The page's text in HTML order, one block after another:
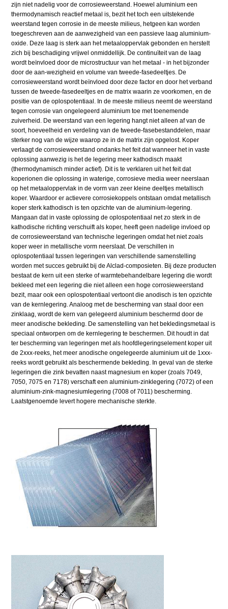
zijn niet nadelig voor de corrosieweerstand. Hoewel aluminium een
thermodynamisch reactief metaal is, bezit het toch een uitstekende
weerstand tegen corrosie in de meeste milieus, hetgeen kan worden
toegeschreven aan de aanwezigheid van een passieve laag aluminium-
oxide. Deze laag is sterk aan het metaaloppervlak gebonden en herstelt
zich bij beschadiging vrijwel onmiddellijk. De continuïteit van de laag
wordt beïnvloed door de microstructuur van het metaal - in het bijzonder
door de aan-wezigheid en volume van tweede-fasedeeltjes. De
corrosieweerstand wordt beïnvloed door deze factor en door het verband
tussen de tweede-fasedeeltjes en de matrix waarin ze voorkomen, en de
positie van de oplospotentiaal. In de meeste milieus neemt de weerstand
tegen corrosie van ongelegeerd aluminium toe met toenemende
zuiverheid. De weerstand van een legering hangt niet alleen af van de
soort, hoeveelheid en verdeling van de tweede-fasebestanddelen, maar
sterker nog van de wijze waarop ze in de matrix zijn opgelost. Koper
verlaagt de corrosieweerstand ondanks het feit dat wanneer het in vaste
oplossing aanwezig is het de legering meer kathodisch maakt
(thermodynamisch minder actief). Dit is te verklaren uit het feit dat
koperionen die oplossing in waterige, corrosieve media weer neerslaan
op het metaaloppervlak in de vorm van zeer kleine deeltjes metallisch
koper. Waardoor er actievere corrosiekoppels ontstaan omdat metallisch
koper sterk kathodisch is ten opzichte van de aluminium-legering.
Mangaan dat in vaste oplossing de oplospotentiaal net zo sterk in de
kathodische richting verschuift als koper, heeft geen nadelige invloed op
de corrosieweerstand van technische legeringen omdat het niet zoals
koper weer in metallische vorm neerslaat. De verschillen in
oplospotentiaal tussen legeringen van verschillende samenstelling
worden met succes gebruikt bij de Alclad-composieten. Bij deze producten
bestaat de kern uit een sterke of warmtebehandelbare legering die wordt
bekleed met een legering die niet alleen een hoge corrosieweerstand
bezit, maar ook een oplospotentiaal vertoont die anodisch is ten opzichte
van de kernlegering. Analoog met de bescherming van staal door een
zinklaag, wordt de kern van gelegeerd aluminium beschermd door de
meer anodische bekleding. De samenstelling van het bekledingsmetaal is
speciaal ontworpen om de kernlegering te beschermen. Dit houdt in dat
ter bescherming van legeringen met als hoofdlegeringselement koper uit
de 2xxx-reeks, het meer anodische ongelegeerde aluminium uit de 1xxx-
reeks wordt gebruikt als beschermende bekleding. In geval van de sterke
legeringen die zink bevatten naast magnesium en koper (zoals 7049,
7050, 7075 en 7178) verschaft een aluminium-zinklegering (7072) of een
aluminium-zink-magnesiumlegering (7008 of 7011) bescherming.
Laatstgenoemde levert hogere mechanische sterkte.